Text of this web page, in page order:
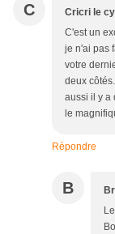
C Cricri le
C'est un
je n'ai pas
votre
deux
aussi il y a
le
Répondre
B